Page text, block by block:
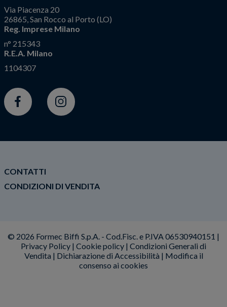
Via Piacenza 20
26865, San Rocco al Porto (LO)
Reg. Imprese Milano
n° 215343
R.E.A. Milano
1104307
Facebook Instagram
CONTATTI
CONDIZIONI DI VENDITA
© 2026 Formec Biffi S.p.A. - Cod.Fisc. e P.IVA 06530940151 |
Privacy Policy | Cookie policy | Condizioni Generali di
Vendita | Dichiarazione di Accessibilità | Modifica il
consenso ai cookies